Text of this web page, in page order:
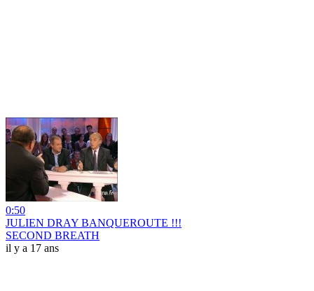
0:50
JULIEN DRAY BANQUEROUTE !!!
SECOND BREATH
il y a 17 ans